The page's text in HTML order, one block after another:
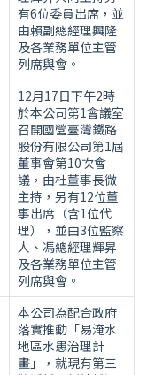
有6位委員出席，並
由賴副總經理興隆
及各業務單位主管
列席與會。
12月17日下午2時
於本公司第1會議室
召開國營臺灣鐵路
股份有限公司第1屆
董事會第10次會
議，由杜董事長微
主持，另有12位董
事出席（含1位代
理），並由3位監察
人、馮總經理輝昇
及各業務單位主管
列席與會。
本公司為配合政府
落實推動「易淹水
地區水患治理計
畫」，就現有第三